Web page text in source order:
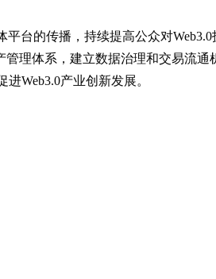
台的传播，持续提高公众对
理体系，建立数据治理和交易流通
Web3.0产业创新发展。